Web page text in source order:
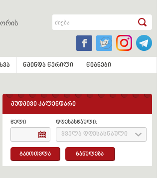
წმინდა წერილი წიგნები
მუდმივი კალენდარი
წელი დღესასწაული:
ყველა დღესასწაული
გამოთვლა განულება